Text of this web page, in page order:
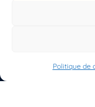
Politique de